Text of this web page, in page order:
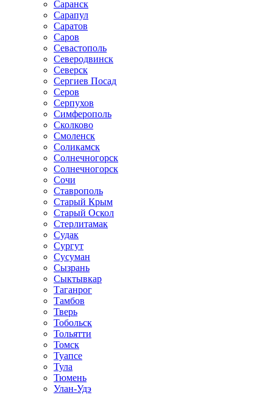
Саранск
Сарапул
Саратов
Саров
Севастополь
Северодвинск
Северск
Сергиев Посад
Серов
Серпухов
Симферополь
Сколково
Смоленск
Соликамск
Солнечногорск
Солнечногорск
Сочи
Ставрополь
Старый Крым
Старый Оскол
Стерлитамак
Судак
Сургут
Сусуман
Сызрань
Сыктывкар
Таганрог
Тамбов
Тверь
Тобольск
Тольятти
Томск
Туапсе
Тула
Тюмень
Улан-Удэ